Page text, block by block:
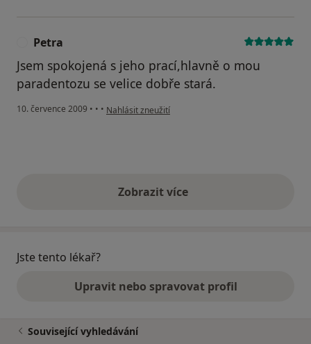
Petra
Jsem spokojená s jeho prací,hlavně o mou
paradentozu se velice dobře stará.
10. července 2009 • • • podle názoru uživatele Petra
Nahlásit zneužití
Zobrazit vícevýše uvedené názory
Jste tento lékař?
Upravit nebo spravovat profil
Související vyhledávání